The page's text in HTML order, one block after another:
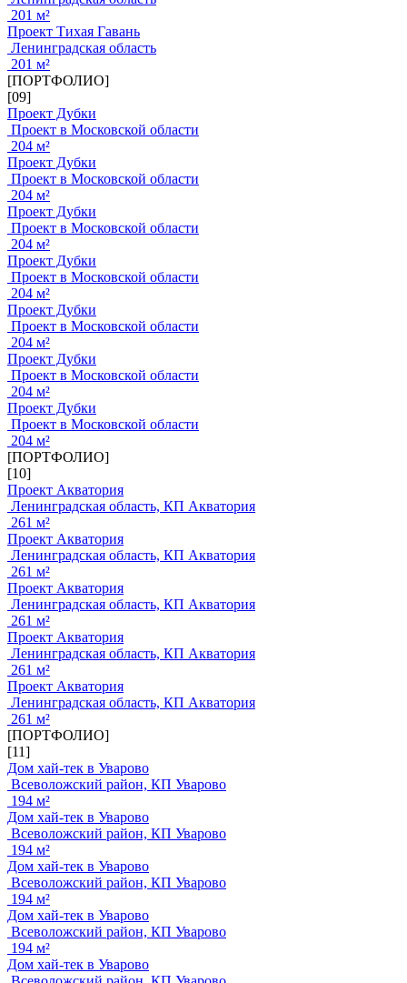
201 м²
Проект Тихая Гавань
Ленинградская область
201 м²
[ПОРТФОЛИО]
[09]
Проект Дубки
Проект в Московской области
204 м²
Проект Дубки
Проект в Московской области
204 м²
Проект Дубки
Проект в Московской области
204 м²
Проект Дубки
Проект в Московской области
204 м²
Проект Дубки
Проект в Московской области
204 м²
Проект Дубки
Проект в Московской области
204 м²
Проект Дубки
Проект в Московской области
204 м²
[ПОРТФОЛИО]
[10]
Проект Акватория
Ленинградская область, КП Акватория
261 м²
Проект Акватория
Ленинградская область, КП Акватория
261 м²
Проект Акватория
Ленинградская область, КП Акватория
261 м²
Проект Акватория
Ленинградская область, КП Акватория
261 м²
Проект Акватория
Ленинградская область, КП Акватория
261 м²
[ПОРТФОЛИО]
[11]
Дом хай-тек в Уварово
Всеволожский район, КП Уварово
194 м²
Дом хай-тек в Уварово
Всеволожский район, КП Уварово
194 м²
Дом хай-тек в Уварово
Всеволожский район, КП Уварово
194 м²
Дом хай-тек в Уварово
Всеволожский район, КП Уварово
194 м²
Дом хай-тек в Уварово